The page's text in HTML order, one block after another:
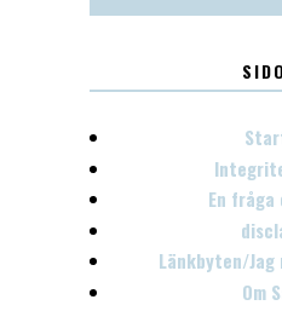
En fråga
Länkbyten/
Om